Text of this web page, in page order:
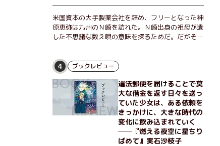
米国資本の大手製薬会社を辞め、フリーとなった神
原恵弥は九州のＮ崎を訪れた。Ｎ崎出身の祖母が遺
した不思議な数え唄の意味を探るためだ。だがそん
出島で見つかったある物質について博士の意見を聞
きたいという。恵弥は、まるで影のような存在の博
士とまみえることはできるのか？ そして、唄の歌
詞「かたむくマリア」に込められた秘密とは？ 謎
めいたラストが鮮烈な余韻を残すシリーズ第四作！
4 ブックレビュー
違法郵便を届けることで莫
大な借金を返す日々を送っ
ていた少女は、ある依頼を
きっかけに、大きな時代の
変化に飲み込まれていく
──『燃える夜空に星ちり
ばめて』実石沙枝子